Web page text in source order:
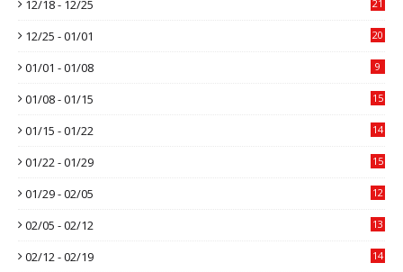
12/18 - 12/25 21
12/25 - 01/01 20
01/01 - 01/08 9
01/08 - 01/15 15
01/15 - 01/22 14
01/22 - 01/29 15
01/29 - 02/05 12
02/05 - 02/12 13
02/12 - 02/19 14